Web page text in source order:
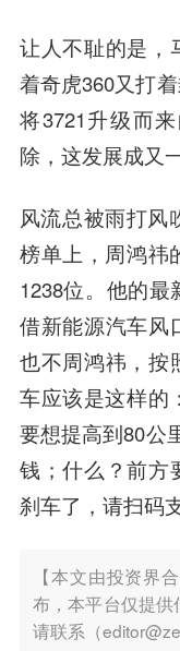
让人不耻的是，
着奇虎360又打
将3721升级而
除，这发展成又
风流总被雨打风
榜单上，周鸿祎
1238位。他的
借新能源汽车风
也不周鸿祎，按
车应该是这样的
要想提高到80公
钱；什么？前方
刹车了，请扫码
【本文由投资界
布，本平台仅提供
请联系（